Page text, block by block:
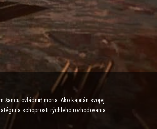
šancu ovládnuť moria. Ako kapitán svojej
a schopnosti rýchleho rozhodovania